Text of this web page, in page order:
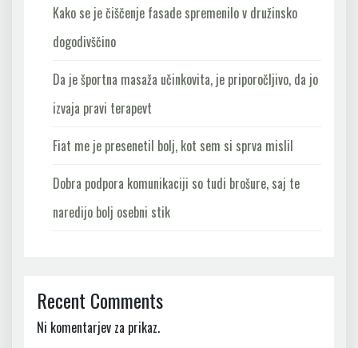
Kako se je čiščenje fasade spremenilo v družinsko
dogodivščino
Da je športna masaža učinkovita, je priporočljivo, da jo
izvaja pravi terapevt
Fiat me je presenetil bolj, kot sem si sprva mislil
Dobra podpora komunikaciji so tudi brošure, saj te
naredijo bolj osebni stik
Recent Comments
Ni komentarjev za prikaz.